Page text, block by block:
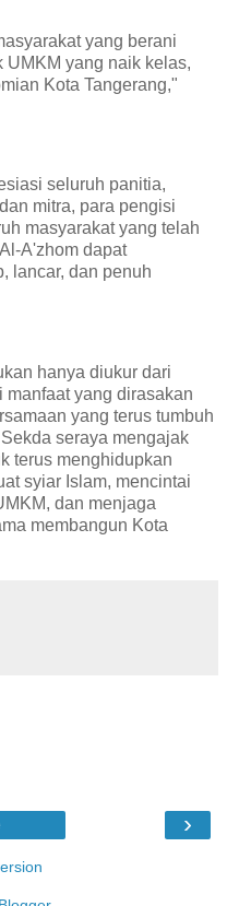
yang berani
UMKM yang naik kelas,
Kota Tangerang,"
seluruh panitia,
mitra, para pengisi
masyarakat yang telah
A'zhom dapat
lancar, dan penuh
hanya diukur dari
yang dirasakan
yang terus tumbuh
seraya mengajak
terus menghidupkan
syiar Islam, mencintai
dan menjaga
membangun Kota
›